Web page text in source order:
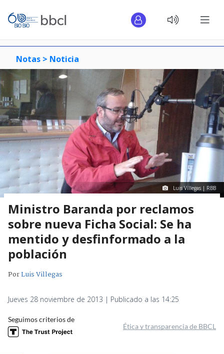
Notas > Noticia
Luis Villegas | RBB
Ministro Baranda por reclamos
sobre nueva Ficha Social: Se ha
mentido y desfinformado a la
población
PorLuis Villegas
Jueves 28 noviembre de 2013 | Publicado a las 14:25
Seguimos criterios de
Ética y transparencia de BBCL